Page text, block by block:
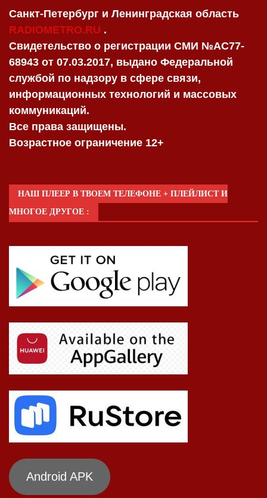
Санкт-Петербург и Ленинградская область
RADIOMETRO.RU .
Свидетельство о регистрации СМИ №AC77-
68943 от 07.03.2017, выдано Федеральной
службой по надзору в сфере связи,
информационных технологий и массовых
коммуникаций.
Все права защищены.
Возрастное ограничение 12+
НАШ ПЛЕЕР В ТВОЕМ ТЕЛЕФОНЕ + ПЛЕЙЛИСТ И
МНОГОЕ ДРУГОЕ :
Android APK